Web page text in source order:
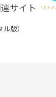
サイト
版）